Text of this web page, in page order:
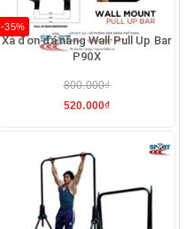
-35%
Xà đơn đa năng Wall Pull Up Bar
P90X
800.000₫
520.000₫